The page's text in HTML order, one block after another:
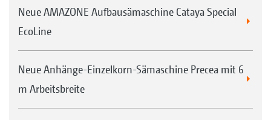
Neue AMAZONE Aufbausämaschine Cataya Special
EcoLine
Neue Anhänge-Einzelkorn-Sämaschine Precea mit 6
m Arbeitsbreite